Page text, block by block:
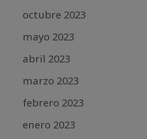
octubre 2023
mayo 2023
abril 2023
marzo 2023
febrero 2023
enero 2023